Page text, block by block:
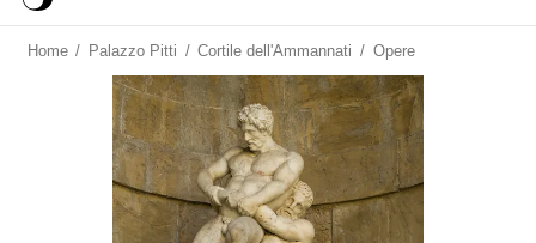
Granduchi
Home / Palazzo Pitti / Cortile dell'Ammannati / Opere